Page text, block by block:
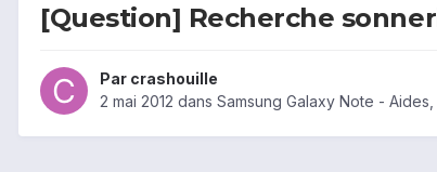
[Question] Recherche
Par crashouille
2 mai 2012 dans Samsung Galaxy Note -